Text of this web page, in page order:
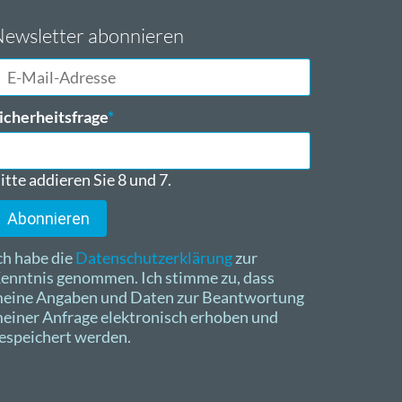
abonnieren
Mail-
*
addieren Sie 8 und 7.
Abonnieren
habe dieDatenschutzerklärungzur
genommen. Ich stimme zu, dass
Angaben und Daten zur Beantwortung
Anfrage elektronisch erhoben und
werden.